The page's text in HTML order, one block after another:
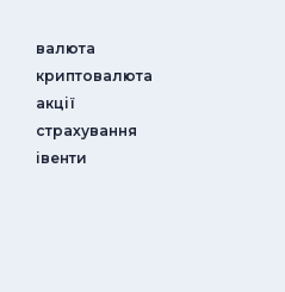
валюта
криптовалюта
акції
страхування
iвенти